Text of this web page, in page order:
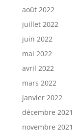
août 2022
juillet 2022
juin 2022
mai 2022
avril 2022
mars 2022
janvier 2022
décembre 2021
novembre 2021